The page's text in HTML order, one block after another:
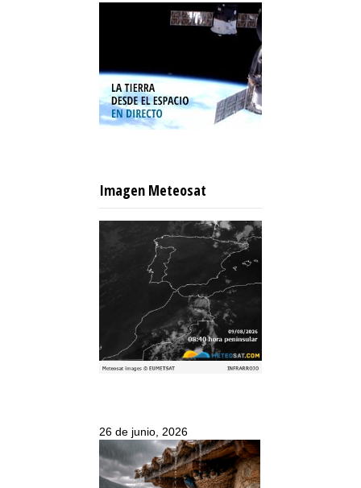
Imagen Meteosat
26 de junio, 2026